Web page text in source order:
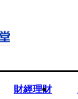
財經理財